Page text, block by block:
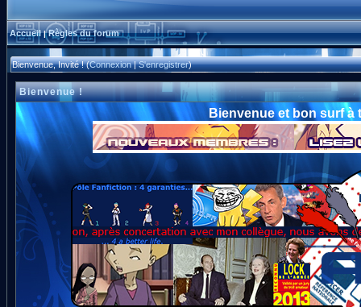
Accueil|Règles du forum
Bienvenue, Invité ! (Connexion|S'enregistrer)
Bienvenue !
Bienvenue et bon surf à